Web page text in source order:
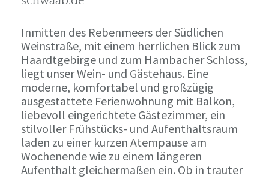
Inmitten des Rebenmeers der Südlichen
Weinstraße, mit einem herrlichen Blick zum
Haardtgebirge und zum Hambacher Schloss,
liegt unser Wein- und Gästehaus. Eine
moderne, komfortabel und großzügig
ausgestattete Ferienwohnung mit Balkon,
liebevoll eingerichtete Gästezimmer, ein
stilvoller Frühstücks- und Aufenthaltsraum
laden zu einer kurzen Atempause am
Wochenende wie zu einem längeren
Aufenthalt gleichermaßen ein. Ob in trauter